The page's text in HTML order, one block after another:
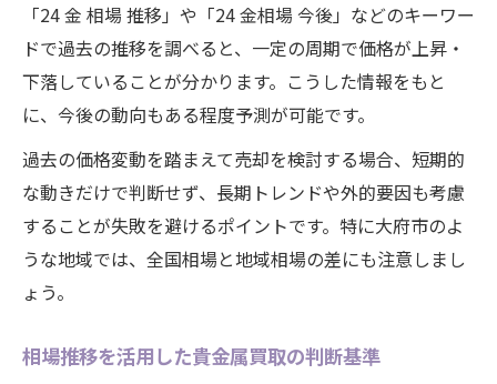
「24 金 相場 推移」や「24 金相場 今後」などのキーワー
ドで過去の推移を調べると、一定の周期で価格が上昇・
下落していることが分かります。こうした情報をもと
に、今後の動向もある程度予測が可能です。
過去の価格変動を踏まえて売却を検討する場合、短期的
な動きだけで判断せず、長期トレンドや外的要因も考慮
することが失敗を避けるポイントです。特に大府市のよ
うな地域では、全国相場と地域相場の差にも注意しまし
ょう。
相場推移を活用した貴金属買取の判断基準